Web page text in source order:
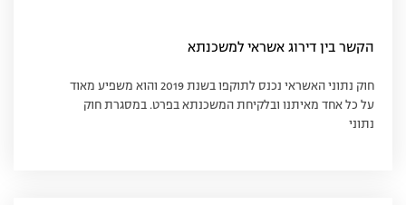
הקשר בין דירוג אשראי למשכנתא
חוק נתוני האשראי נכנס לתוקפו בשנת 2019 והוא משפיע מאוד
על כל אחד מאיתנו ובלקיחת המשכנתא בפרט. במסגרת חוק
נתוני